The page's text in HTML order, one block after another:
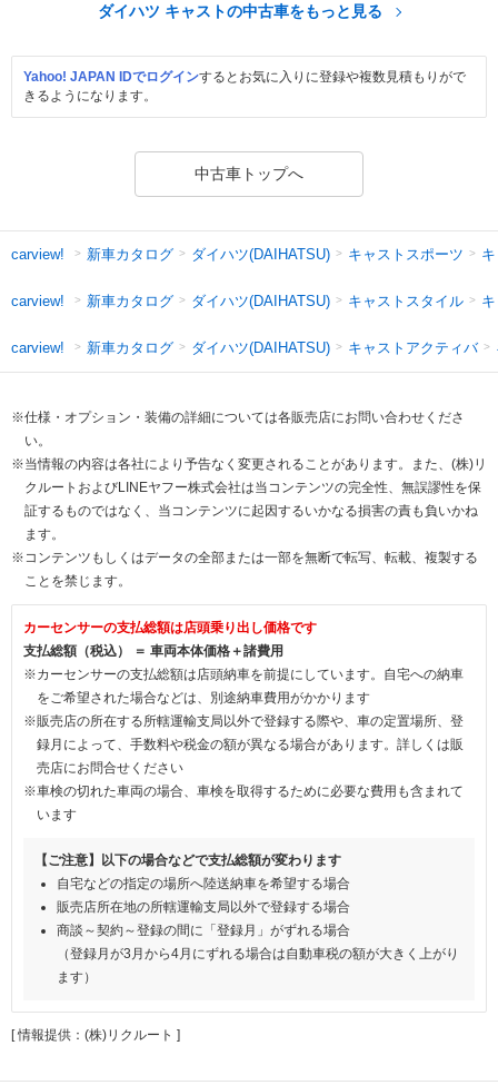
ダイハツ キャストの中古車をもっと見る
Yahoo! JAPAN IDでログインするとお気に入りに登録や複数見積もりがで
きるようになります。
中古車トップへ
carview! 新車カタログ ダイハツ(DAIHATSU) キャストスポーツ
carview! 新車カタログ ダイハツ(DAIHATSU) キャストスタイル
carview! 新車カタログ ダイハツ(DAIHATSU) キャストアクティバ
※仕様・オプション・装備の詳細については各販売店にお問い合わせくださ
い。
※当情報の内容は各社により予告なく変更されることがあります。また、(株)リ
クルートおよびLINEヤフー株式会社は当コンテンツの完全性、無誤謬性を保
証するものではなく、当コンテンツに起因するいかなる損害の責も負いかね
ます。
※コンテンツもしくはデータの全部または一部を無断で転写、転載、複製する
ことを禁じます。
カーセンサーの支払総額は店頭乗り出し価格です
支払総額（税込） ＝ 車両本体価格＋諸費用
※カーセンサーの支払総額は店頭納車を前提にしています。自宅への納車
をご希望された場合などは、別途納車費用がかかります
※販売店の所在する所轄運輸支局以外で登録する際や、車の定置場所、登
録月によって、手数料や税金の額が異なる場合があります。詳しくは販
売店にお問合せください
※車検の切れた車両の場合、車検を取得するために必要な費用も含まれて
います
【ご注意】以下の場合などで支払総額が変わります
自宅などの指定の場所へ陸送納車を希望する場合
販売店所在地の所轄運輸支局以外で登録する場合
商談～契約～登録の間に「登録月」がずれる場合
（登録月が3月から4月にずれる場合は自動車税の額が大きく上がり
ます）
[ 情報提供：(株)リクルート ]